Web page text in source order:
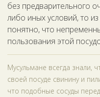
без предварительного
либо иных условий, то
понятно, что
пользования этой
Мусульмане всегда знали,
своей посуде свинину и
что подобные сосуды